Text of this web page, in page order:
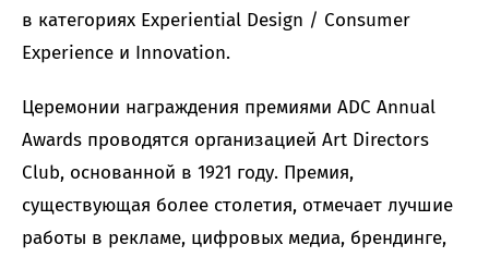
в категориях Experiential Design / Consumer
Experience и Innovation.
Церемонии награждения премиями ADC Annual
Awards проводятся организацией Art Directors
Club, основанной в 1921 году. Премия,
существующая более столетия, отмечает лучшие
работы в рекламе, цифровых медиа, брендинге,